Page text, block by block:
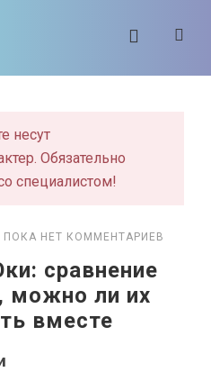
несут
Обязательно
специалистом!
НЕТ КОММЕНТАРИЕВ
сравнение
можно ли их
вместе